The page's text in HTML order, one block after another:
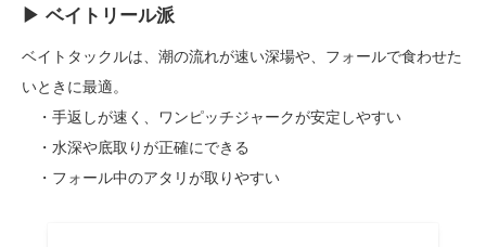
▶ ベイトリール派
ベイトタックルは、潮の流れが速い深場や、フォールで食わせた
いときに最適。
・手返しが速く、ワンピッチジャークが安定しやすい
・水深や底取りが正確にできる
・フォール中のアタリが取りやすい